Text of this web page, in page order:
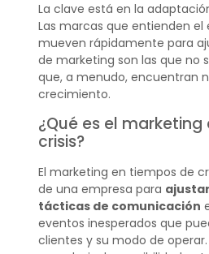
La clave está en la
Las marcas que entienden el
mueven rápidamente para
de marketing son las que no
que, a menudo, encuentran
crecimiento.
¿Qué es el
crisis?
El marketing en tiempos de
de una empresa para
tácticas de comunicación
eventos inesperados que
clientes y su modo de